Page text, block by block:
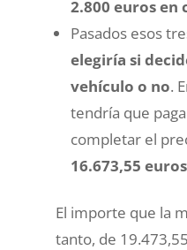
2.800 euros en
Pasados esos
elegiría si
vehículo o no.
tendría que
completar el
16.673,55
El importe que la
tanto, de